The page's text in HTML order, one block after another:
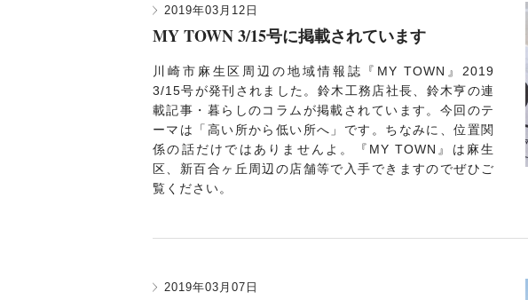
MY TOWN 3/15号に掲載されています
2019年03月12日
川崎市麻生区周辺の地域情報誌『MY TOWN』2019
3/15号が発刊されました。鈴木工務店社長、鈴木亨の連
載記事・暮らしのコラムが掲載されています。今回のテ
ーマは「高い所から低い所へ」です。ちなみに、位置関
係の話だけではありませんよ。『MY TOWN』は麻生
区、新百合ヶ丘周辺の店舗等で入手できますのでぜひご
覧ください。
2019年03月07日